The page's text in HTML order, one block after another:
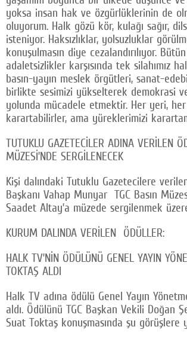
yoksa insan hak ve özgürlüklerinin de
oluyorum. Halk gözü kör, kulağı sağır,
isteniyor. Haksızlıklar, yolsuzluklar
konuşulmasın diye cezalandırılıyor.
adaletsizlikler karşısında tek silahımız
basın-yayın meslek örgütleri, sanat-
birlikte sesimizi yükselterek demokrasi
yolunda mücadele etmektir. Her yeri,
karartabilirler, ama yüreklerimizi
TUTUKLU GAZETECİLER ADINA VERİLEN
MÜZESİ’NDE SERGİLENECEK
Kişi dalındaki Tutuklu Gazetecilere
Başkanı Vahap Munyar TGC Basın
Saadet Altay’a müzede sergilenmek
KURUM DALINDA VERİLEN ÖDÜLLER:
HALK TV’NİN ÖDÜLÜNÜ GENEL YAYIN
TOKTAŞ ALDI
Halk TV adına ödülü Genel Yayın
aldı. Ödülünü TGC Başkan Vekili Doğan
Suat Toktaş konuşmasında şu görüşlere